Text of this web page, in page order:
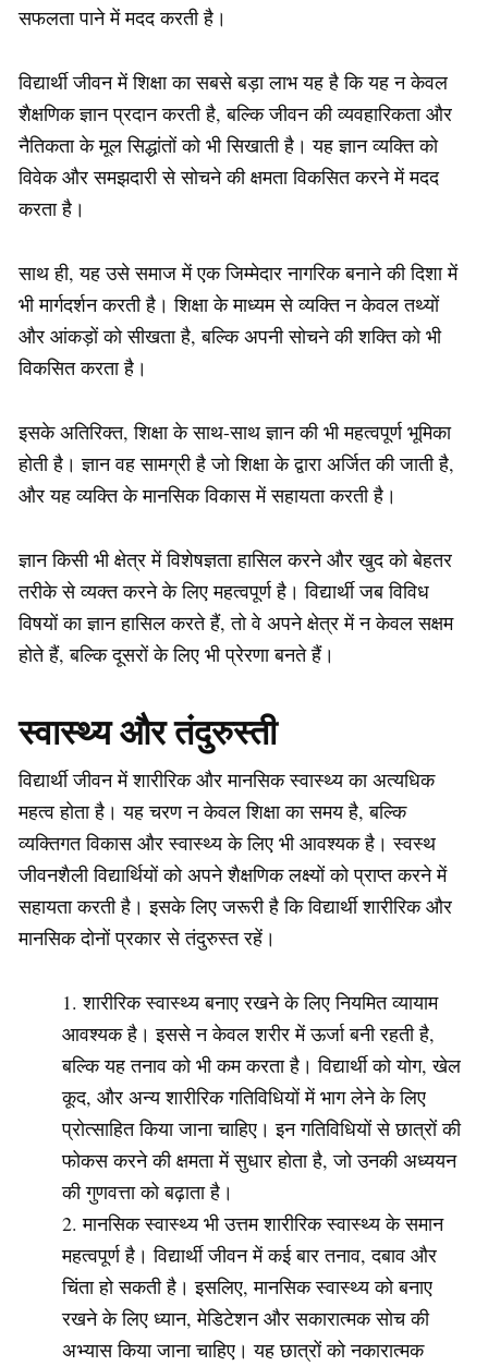
सफलता पाने में मदद करती है।
विद्यार्थी जीवन में शिक्षा का सबसे बड़ा लाभ यह है कि यह न केवल
शैक्षणिक ज्ञान प्रदान करती है, बल्कि जीवन की व्यवहारिकता और
नैतिकता के मूल सिद्धांतों को भी सिखाती है। यह ज्ञान व्यक्ति को
विवेक और समझदारी से सोचने की क्षमता विकसित करने में मदद
करता है।
साथ ही, यह उसे समाज में एक जिम्मेदार नागरिक बनाने की दिशा में
भी मार्गदर्शन करती है। शिक्षा के माध्यम से व्यक्ति न केवल तथ्यों
और आंकड़ों को सीखता है, बल्कि अपनी सोचने की शक्ति को भी
विकसित करता है।
इसके अतिरिक्त, शिक्षा के साथ-साथ ज्ञान की भी महत्वपूर्ण भूमिका
होती है। ज्ञान वह सामग्री है जो शिक्षा के द्वारा अर्जित की जाती है,
और यह व्यक्ति के मानसिक विकास में सहायता करती है।
ज्ञान किसी भी क्षेत्र में विशेषज्ञता हासिल करने और खुद को बेहतर
तरीके से व्यक्त करने के लिए महत्वपूर्ण है। विद्यार्थी जब विविध
विषयों का ज्ञान हासिल करते हैं, तो वे अपने क्षेत्र में न केवल सक्षम
होते हैं, बल्कि दूसरों के लिए भी प्रेरणा बनते हैं।
स्वास्थ्य और तंदुरुस्ती
विद्यार्थी जीवन में शारीरिक और मानसिक स्वास्थ्य का अत्यधिक
महत्व होता है। यह चरण न केवल शिक्षा का समय है, बल्कि
व्यक्तिगत विकास और स्वास्थ्य के लिए भी आवश्यक है। स्वस्थ
जीवनशैली विद्यार्थियों को अपने शैक्षणिक लक्ष्यों को प्राप्त करने में
सहायता करती है। इसके लिए जरूरी है कि विद्यार्थी शारीरिक और
मानसिक दोनों प्रकार से तंदुरुस्त रहें।
शारीरिक स्वास्थ्य बनाए रखने के लिए नियमित व्यायाम
आवश्यक है। इससे न केवल शरीर में ऊर्जा बनी रहती है,
बल्कि यह तनाव को भी कम करता है। विद्यार्थी को योग, खेल
कूद, और अन्य शारीरिक गतिविधियों में भाग लेने के लिए
प्रोत्साहित किया जाना चाहिए। इन गतिविधियों से छात्रों की
फोकस करने की क्षमता में सुधार होता है, जो उनकी अध्ययन
की गुणवत्ता को बढ़ाता है।
मानसिक स्वास्थ्य भी उत्तम शारीरिक स्वास्थ्य के समान
महत्वपूर्ण है। विद्यार्थी जीवन में कई बार तनाव, दबाव और
चिंता हो सकती है। इसलिए, मानसिक स्वास्थ्य को बनाए
रखने के लिए ध्यान, मेडिटेशन और सकारात्मक सोच की
अभ्यास किया जाना चाहिए। यह छात्रों को नकारात्मक